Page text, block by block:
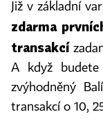
Již v základní
zdarma
transakcí
A když budete
zvýhodněný
transakcí o 10,